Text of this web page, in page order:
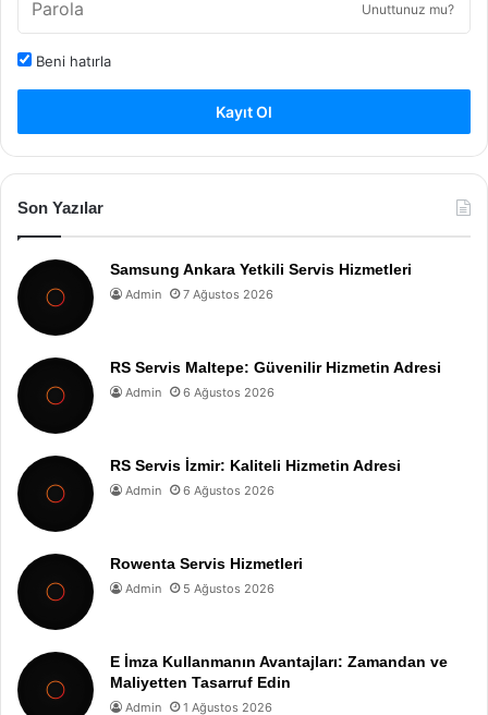
Unuttunuz mu?
Beni hatırla
Kayıt Ol
Son Yazılar
Samsung Ankara Yetkili Servis Hizmetleri
Admin 7 Ağustos 2026
RS Servis Maltepe: Güvenilir Hizmetin Adresi
Admin 6 Ağustos 2026
RS Servis İzmir: Kaliteli Hizmetin Adresi
Admin 6 Ağustos 2026
Rowenta Servis Hizmetleri
Admin 5 Ağustos 2026
E İmza Kullanmanın Avantajları: Zamandan ve
Maliyetten Tasarruf Edin
Admin 1 Ağustos 2026